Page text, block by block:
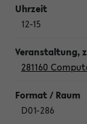
12-15
281160
D01-286